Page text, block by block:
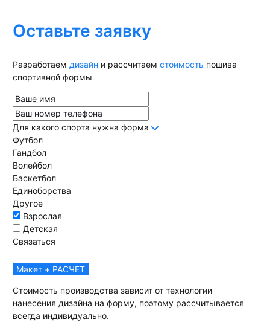
Оставьте заявку
Разработаем дизайн и рассчитаем стоимость пошива
спортивной формы
Для какого спорта нужна форма
Футбол
Гандбол
Волейбол
Баскетбол
Единоборства
Другое
Взрослая
Детская
Связаться
Макет + РАСЧЕТ
Стоимость производства зависит от технологии
нанесения дизайна на форму, поэтому рассчитывается
всегда индивидуально.